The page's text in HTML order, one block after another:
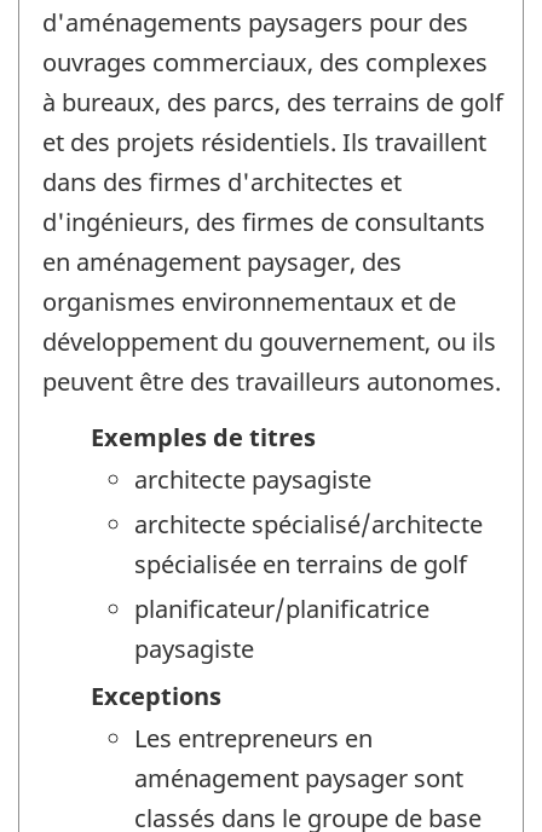
d'aménagements paysagers pour des
ouvrages commerciaux, des complexes
à bureaux, des parcs, des terrains de golf
et des projets résidentiels. Ils travaillent
dans des firmes d'architectes et
d'ingénieurs, des firmes de consultants
en aménagement paysager, des
organismes environnementaux et de
développement du gouvernement, ou ils
peuvent être des travailleurs autonomes.
Exemples de titres
architecte paysagiste
architecte spécialisé/architecte
spécialisée en terrains de golf
planificateur/planificatrice
paysagiste
Exceptions
Les entrepreneurs en
aménagement paysager sont
classés dans le groupe de base